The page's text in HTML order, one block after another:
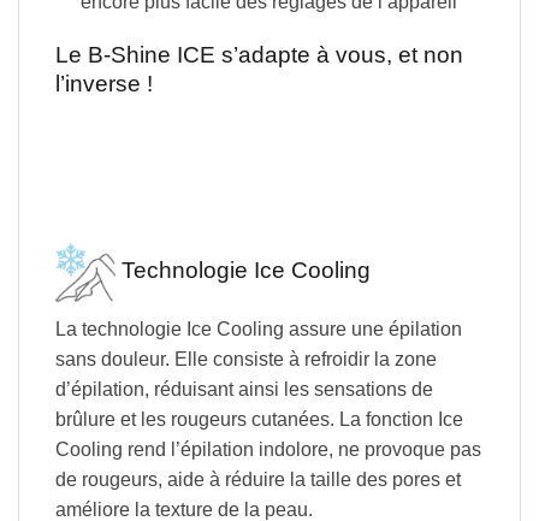
Le B-Shine ICE s’adapte à vous, et non
l’inverse !
Technologie Ice Cooling
La technologie Ice Cooling assure une épilation
sans douleur. Elle consiste à refroidir la zone
d’épilation, réduisant ainsi les sensations de
brûlure et les rougeurs cutanées. La fonction Ice
Cooling rend l’épilation indolore, ne provoque pas
de rougeurs, aide à réduire la taille des pores et
améliore la texture de la peau.